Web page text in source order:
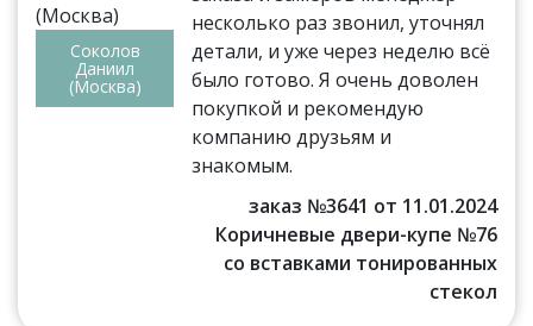
Соколов
Даниил
(Москва)
несколько раз звонил, уточнял
детали, и уже через неделю всё
было готово. Я очень доволен
покупкой и рекомендую
компанию друзьям и
знакомым.
заказ №3641 от 11.01.2024
Коричневые двери-купе №76
со вставками тонированных
стекол